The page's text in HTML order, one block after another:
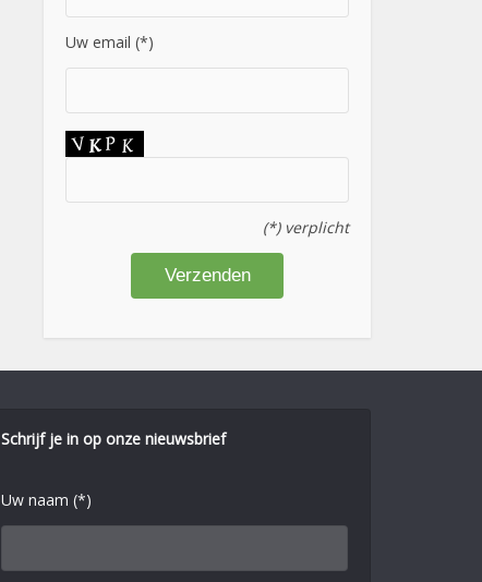
Uw email (*)
(*) verplicht
Schrijf je in op onze nieuwsbrief
Uw naam (*)